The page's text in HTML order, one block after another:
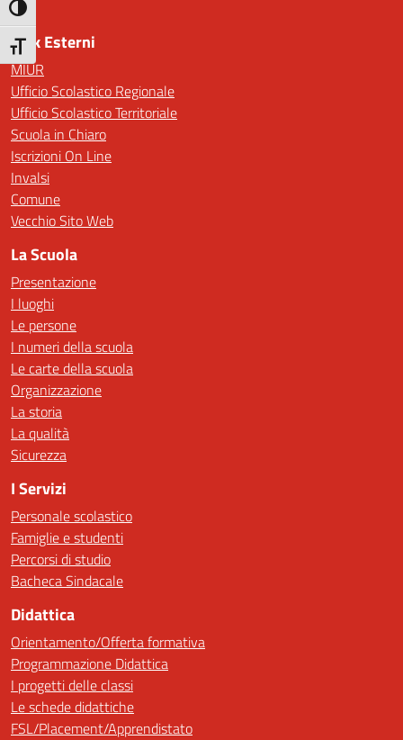
Attiva/disattiva alto contrasto
Attiva/disattiva dimensione testo
Link Esterni
MIUR
Ufficio Scolastico Regionale
Ufficio Scolastico Territoriale
Scuola in Chiaro
Iscrizioni On Line
Invalsi
Comune
Vecchio Sito Web
La Scuola
Presentazione
I luoghi
Le persone
I numeri della scuola
Le carte della scuola
Organizzazione
La storia
La qualità
Sicurezza
I Servizi
Personale scolastico
Famiglie e studenti
Percorsi di studio
Bacheca Sindacale
Didattica
Orientamento/Offerta formativa
Programmazione Didattica
I progetti delle classi
Le schede didattiche
FSL/Placement/Apprendistato